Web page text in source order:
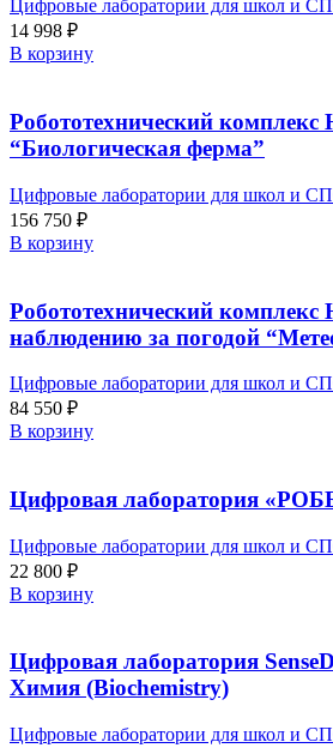
Цифровые лаборатории для школ и
14 998 ₽
В корзину
Робототехнический
“Биологическая ферма”
Цифровые лаборатории для школ и
156 750 ₽
В корзину
Робототехнический
наблюдению за погодой
Цифровые лаборатории для школ и
84 550 ₽
В корзину
Цифровая лаборатория
Цифровые лаборатории для школ и
22 800 ₽
В корзину
Цифровая лаборатория
Химия (Biochemistry)
Цифровые лаборатории для школ и